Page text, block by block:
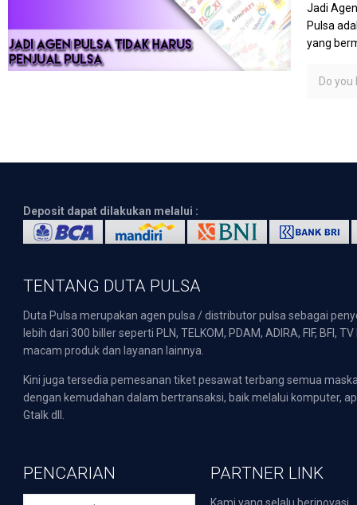
Jadi
Pulsa
yang
Do you
Deposit dapat dilakukan melalui :
TENTANG DUTA PULSA
Duta Pulsa merupakan agen pulsa / distributor pulsa sebagai
lebih dari 300 biller seperti PLN, TELKOM, PDAM, ADIRA, FIF,
macam produk dan layanan lainnya.
Kini juga tersedia pemesanan tiket pesawat terbang semua
dengan kemudahan dalam bertransaksi, baik melalui komputer,
Gtalk dll.
PENCARIAN PARTNER LINK